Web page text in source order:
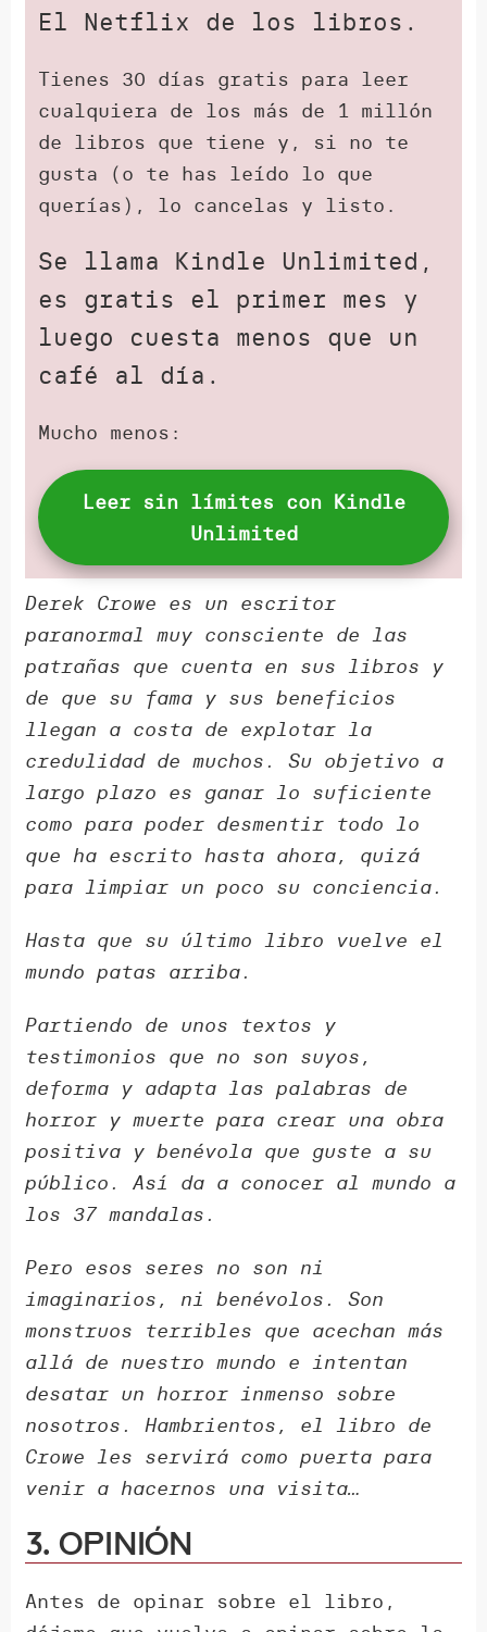
El Netflix de los libros.
Tienes 30 días gratis para leer
cualquiera de los más de 1 millón
de libros que tiene y, si no te
gusta (o te has leído lo que
querías), lo cancelas y listo.
Se llama Kindle Unlimited,
es gratis el primer mes y
luego cuesta menos que un
café al día.
Mucho menos:
Leer sin límites con Kindle
Unlimited
Derek Crowe es un escritor
paranormal muy consciente de las
patrañas que cuenta en sus libros y
de que su fama y sus beneficios
llegan a costa de explotar la
credulidad de muchos. Su objetivo a
largo plazo es ganar lo suficiente
como para poder desmentir todo lo
que ha escrito hasta ahora, quizá
para limpiar un poco su conciencia.
Hasta que su último libro vuelve el
mundo patas arriba.
Partiendo de unos textos y
testimonios que no son suyos,
deforma y adapta las palabras de
horror y muerte para crear una obra
positiva y benévola que guste a su
público. Así da a conocer al mundo a
los 37 mandalas.
Pero esos seres no son ni
imaginarios, ni benévolos. Son
monstruos terribles que acechan más
allá de nuestro mundo e intentan
desatar un horror inmenso sobre
nosotros. Hambrientos, el libro de
Crowe les servirá como puerta para
venir a hacernos una visita…
3. Opinión
Antes de opinar sobre el libro,